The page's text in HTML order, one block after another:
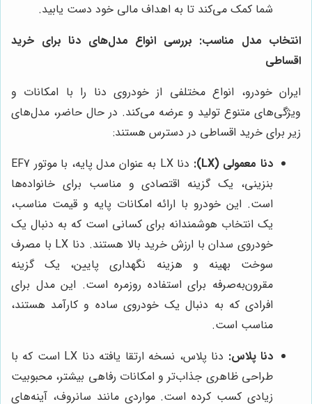
شما کمک می‌کند تا به اهداف مالی خود دست یابید.
انتخاب مدل مناسب: بررسی انواع مدل‌های دنا برای خرید
اقساطی
ایران خودرو، انواع مختلفی از خودروی دنا را با امکانات و
ویژگی‌های متنوع تولید و عرضه می‌کند. در حال حاضر، مدل‌های
زیر برای خرید اقساطی در دسترس هستند:
دنا معمولی (LX):
دنا LX به عنوان مدل پایه، با موتور EF7
بنزینی، یک گزینه اقتصادی و مناسب برای خانواده‌ها
است. این خودرو با ارائه امکانات پایه و قیمت مناسب،
یک انتخاب هوشمندانه برای کسانی است که به دنبال یک
خودروی سدان با ارزش خرید بالا هستند. دنا LX با مصرف
سوخت بهینه و هزینه نگهداری پایین، یک گزینه
مقرون‌به‌صرفه برای استفاده روزمره است. این مدل برای
افرادی که به دنبال یک خودروی ساده و کارآمد هستند،
مناسب است.
دنا پلاس:
دنا پلاس، نسخه ارتقا یافته دنا LX است که با
طراحی ظاهری جذاب‌تر و امکانات رفاهی بیشتر، محبوبیت
زیادی کسب کرده است. مواردی مانند سانروف، آینه‌های